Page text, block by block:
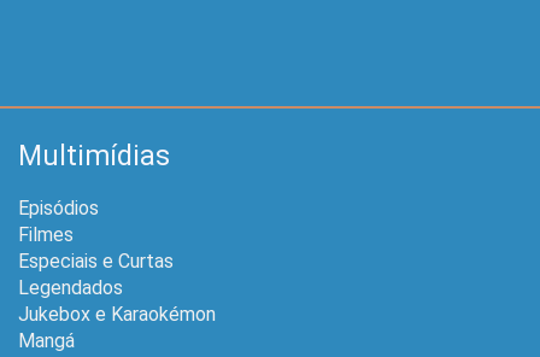
Multimídias
Episódios
Filmes
Especiais e Curtas
Legendados
Jukebox e Karaokémon
Mangá